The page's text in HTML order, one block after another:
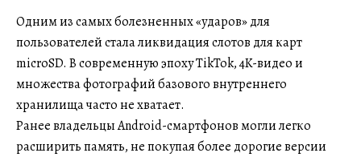
Одним из самых болезненных «ударов» для
пользователей стала ликвидация слотов для карт
microSD. В современную эпоху TikTok, 4K-видео и
множества фотографий базового внутреннего
хранилища часто не хватает.
Ранее владельцы Android-смартфонов могли легко
расширить память, не покупая более дорогие версии